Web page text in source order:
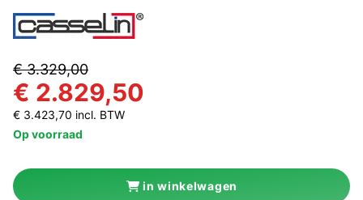
€ 3.329,00
€ 2.829,50
€ 3.423,70 incl. BTW
Op voorraad
in winkelwagen